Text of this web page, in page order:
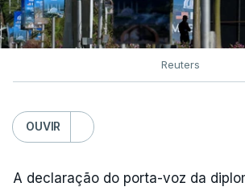
Reuters
OUVIR
A declaração do porta-voz da